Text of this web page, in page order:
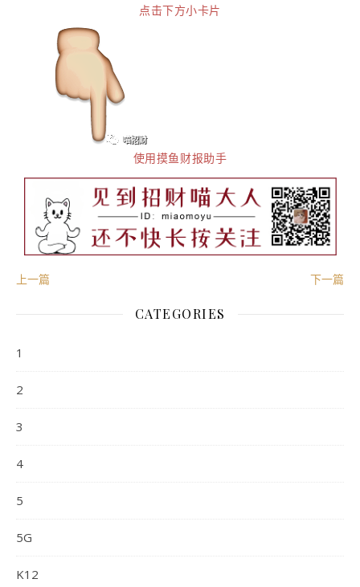
点击下方小卡片
使用摸鱼财报助手
上一篇 下一篇
CATEGORIES
1
2
3
4
5
5G
K12